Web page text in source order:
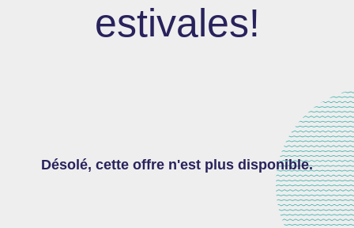
estivales!
Désolé, cette offre n'est plus disponible.